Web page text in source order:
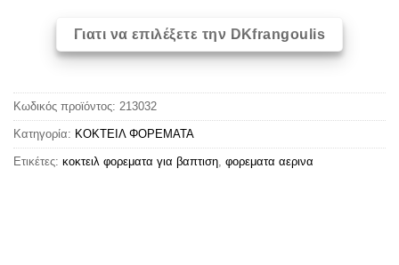
Γιατι να επιλέξετε την DKfrangoulis
Κωδικός προϊόντος: 213032
Κατηγορία: ΚΟΚΤΕΙΛ ΦΟΡΕΜΑΤΑ
Ετικέτες: κοκτειλ φορεματα για βαπτιση φορεματα αερινα